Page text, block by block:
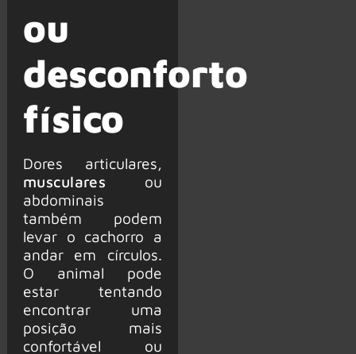
ou
desconforto
físico
Dores articulares,
musculares ou
abdominais
também podem
levar o cachorro a
andar em círculos.
O animal pode
estar tentando
encontrar uma
posição mais
confortável ou